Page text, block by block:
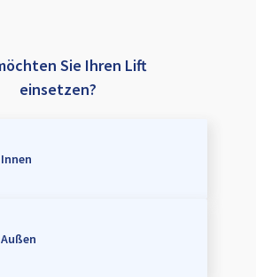
Sie Ihren Lift
einsetzen?
Innen
Außen